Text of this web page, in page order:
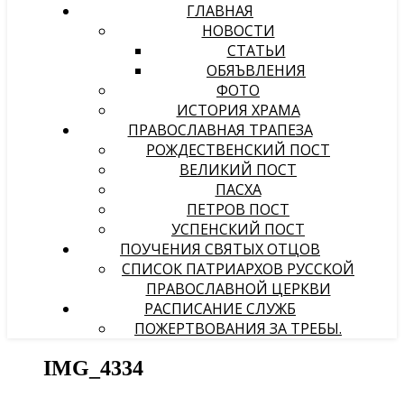
ГЛАВНАЯ
НОВОСТИ
СТАТЬИ
ОБЯЪВЛЕНИЯ
ФОТО
ИСТОРИЯ ХРАМА
ПРАВОСЛАВНАЯ ТРАПЕЗА
РОЖДЕСТВЕНСКИЙ ПОСТ
ВЕЛИКИЙ ПОСТ
ПАСХА
ПЕТРОВ ПОСТ
УСПЕНСКИЙ ПОСТ
ПОУЧЕНИЯ СВЯТЫХ ОТЦОВ
СПИСОК ПАТРИАРХОВ РУССКОЙ
ПРАВОСЛАВНОЙ ЦЕРКВИ
РАСПИСАНИЕ СЛУЖБ
ПОЖЕРТВОВАНИЯ ЗА ТРЕБЫ.
IMG_4334